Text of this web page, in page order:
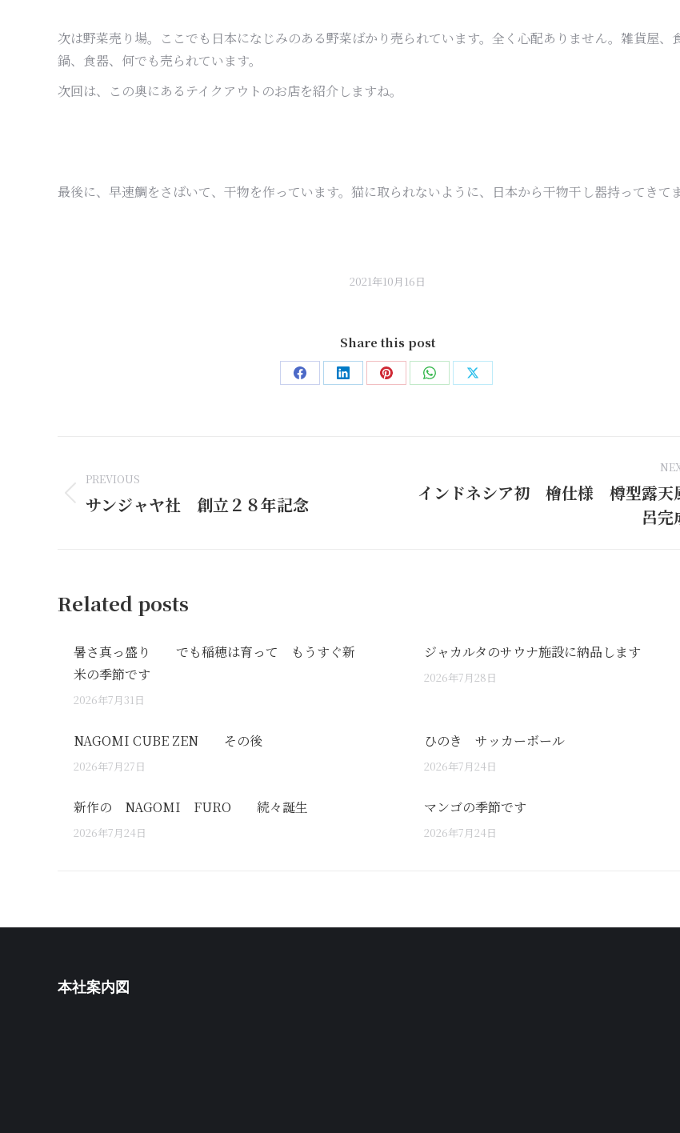
次は野菜売り場。ここでも日本になじみのある野菜ばかり売られています。全く心配ありません。雑貨屋、食
鍋、食器、何でも売られています。
次回は、この奥にあるテイクアウトのお店を紹介しますね。
最後に、早速鯛をさばいて、干物を作っています。猫に取られないように、日本から干物干し器持ってきてま
2021年10月16日
Share this post
Share Share Share Share Share
navigation
PREVIOUS
Previous
サンジャヤ社 創立２８年記念
Next
インドネシア初 檜仕様 樽型露天
呂完
Related posts
暑さ真っ盛り でも稲穂は育って もうすぐ新
米の季節です
2026年7月31日
ジャカルタのサウナ施設に納品します
2026年7月28日
NAGOMI CUBE ZEN その後
2026年7月27日
ひのき サッカーボール
2026年7月24日
新作の NAGOMI FURO 続々誕生
2026年7月24日
マンゴの季節です
2026年7月24日
本社案内図